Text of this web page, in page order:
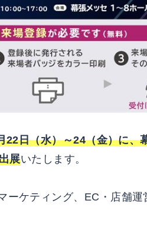
22日（水）～24（金）に、
展いたします。
ーケティング、EC・店舗運